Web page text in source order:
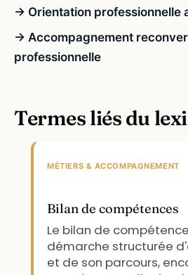
→ Orientation professionnelle
→ Accompagnement
professionnelle
Termes liés du
MÉTIERS & ACCOMPAGNEMENT
Bilan de compétences
Le bilan de
démarche structurée
et de son parcours,